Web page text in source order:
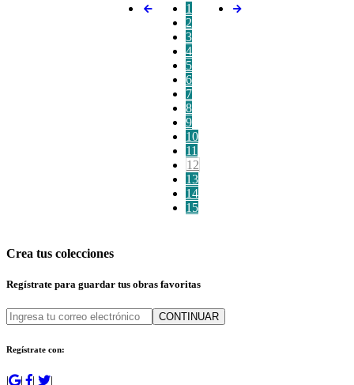
1
2
3
4
5
6
7
8
9
10
11
12
13
14
15
Crea tus colecciones
Regístrate para guardar tus obras favoritas
CONTINUAR
Regístrate con:
| | | |